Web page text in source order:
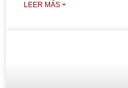
LEER MÁS +